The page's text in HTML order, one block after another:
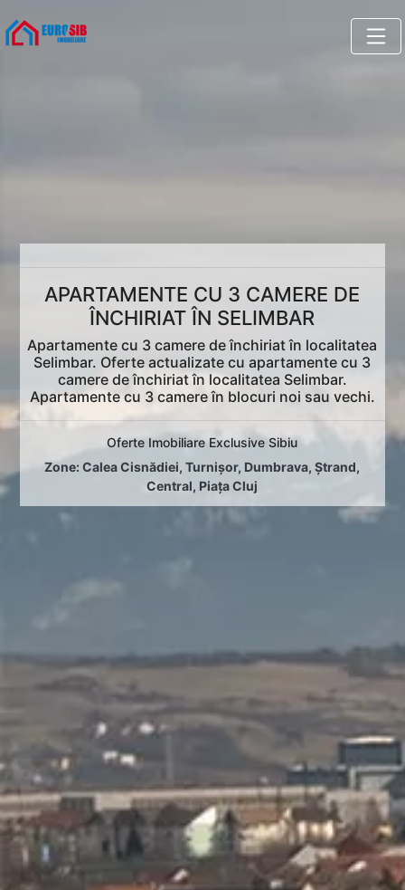
APARTAMENTE CU 3 CAMERE DE
ÎNCHIRIAT ÎN SELIMBAR
Apartamente cu 3 camere de închiriat în localitatea
Selimbar. Oferte actualizate cu apartamente cu 3
camere de închiriat în localitatea Selimbar.
Apartamente cu 3 camere în blocuri noi sau vechi.
Oferte Imobiliare Exclusive Sibiu
Zone:Calea Cisnădiei,Turnișor, Dumbrava,Ștrand,
Central, Piața Cluj